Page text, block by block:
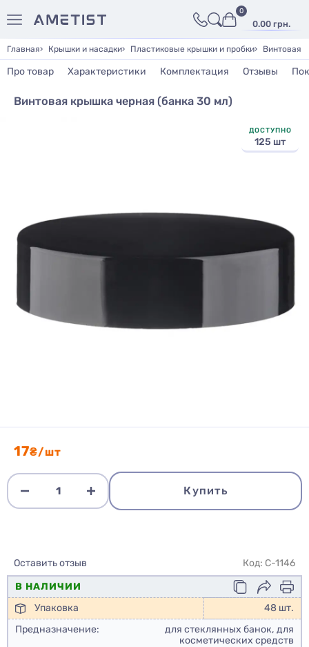
0.00 грн.
0
Главная Крышки и насадки Пластиковые крышки и пробки Винтовая
Про товар Характеристики Комплектация Отзывы
Винтовая крышка черная (банка 30 мл)
ДОСТУПНО
125 шт
17₴/шт
Купить
Оставить отзыв
Код: C-1146
В НАЛИЧИИ
Упаковка
48 шт.
Предназначение:
для стеклянных банок, для
косметических средств